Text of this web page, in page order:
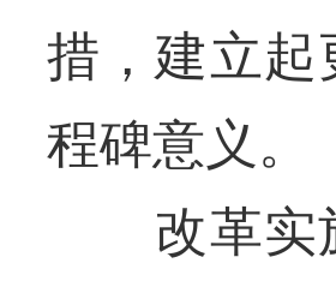
措，建立起
程碑意义。
改革实施